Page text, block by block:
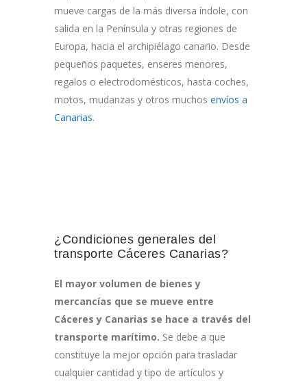
mueve cargas de la más diversa índole, con
salida en la Península y otras regiones de
Europa, hacia el archipiélago canario. Desde
pequeños paquetes, enseres menores,
regalos o electrodomésticos, hasta coches,
motos, mudanzas y otros muchos envíos a
Canarias.
¿Condiciones generales del
transporte Cáceres Canarias?
El mayor volumen de bienes y
mercancías que se mueve entre
Cáceres y Canarias se hace a través del
transporte marítimo. Se debe a que
constituye la mejor opción para trasladar
cualquier cantidad y tipo de artículos y